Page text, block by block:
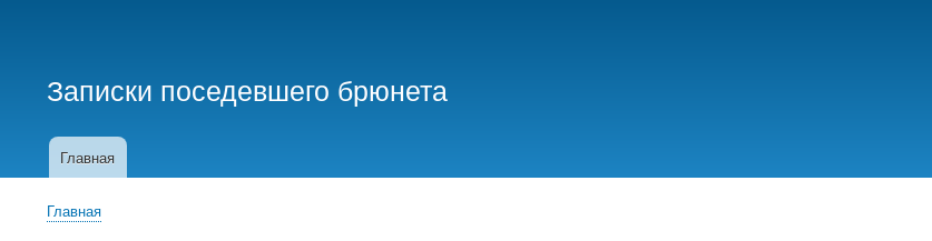
записи
Записки поседевшего брюнета
Основная
Главная
Строка
Главная